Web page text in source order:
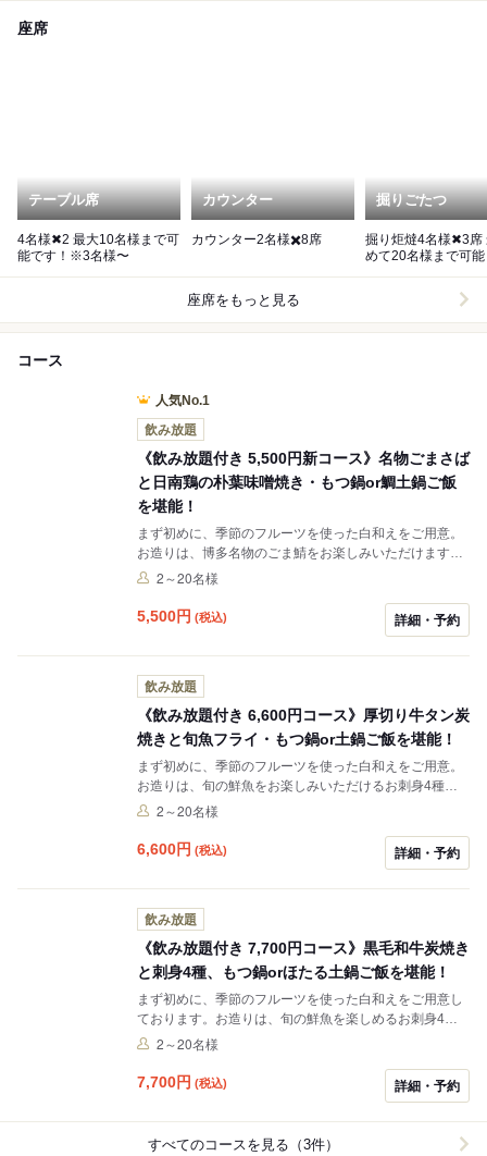
座席
テーブル席
4名様✖2 最大10名様まで可
能です！※3名様〜
カウンター
カウンター2名様✖️8席
掘りごたつ
掘り炬燵4名様✖3席 最大詰
めて20名様まで可能
座席をもっと見る
コース
人気No.1
飲み放題
《飲み放題付き 5,500円新コース》名物ごまさば
と日南鶏の朴葉味噌焼き・もつ鍋or鯛土鍋ご飯
を堪能！
まず初めに、季節のフルーツを使った白和えをご用意。
お造りは、博多名物のごま鯖をお楽しみいただけます。
揚げ物には、蛸と枝豆の薩摩揚げをご用意しておりま
て、お酒によく合う肴4種盛り合わせをご提供いたしま
がるもつ鍋、旬の甘みを味わえるとうもろこしの土鍋ご
飯からお選びいただけます。 最後に、味噌汁をお出しし
てコースの締めとなります。季節の味覚を堪能できるコ
ースです。
2～20名様
5,500円 (税込) 詳細・予約
飲み放題
《飲み放題付き 6,600円コース》厚切り牛タン炭
焼きと旬魚フライ・もつ鍋or土鍋ご飯を堪能！
まず初めに、季節のフルーツを使った白和えをご用意。
お造りは、旬の鮮魚をお楽しみいただけるお刺身4種盛
り合わせを、お一人様一貫ずつご用意。揚げ物は、旬魚
し、軽やかに揚げております。続いて、お酒のお供にぴ
ったりな肴4種盛り合わせをご用意しております。焼き
がりください。メインは旨味豊かなあごだし醤油のもつ
鍋、または煮穴子重仕立ての土鍋ご飯からお好みでお選
びいただけます。最後に、味噌汁をお出ししてコースの
締めとなります。季節の味覚を満喫できるコースです。
2～20名様
6,600円 (税込) 詳細・予約
飲み放題
《飲み放題付き 7,700円コース》黒毛和牛炭焼き
と刺身4種、もつ鍋orほたる土鍋ご飯を堪能！
まず初めに、季節のフルーツを使った白和えをご用意し
ております。お造りは、旬の鮮魚を楽しめるお刺身4種
盛り合わせです。揚げ物は、本鮪の旨みをレアで味わう
上がりいただけます。続いて、肴4種盛り合わせをご用
意。焼き物は、黒毛和牛イチボの炭焼きを、焼き茄子ピ
なあごだし醤油のもつ鍋、または名物ほたる土鍋ご飯か
2～20名様
7,700円 (税込) 詳細・予約
すべてのコースを見る（3件）